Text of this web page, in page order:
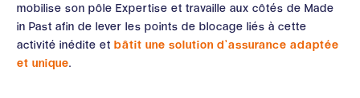
mobilise son pôle Expertise et travaille aux côtés de Made
in Past afin de lever les points de blocage liés à cette
activité inédite etbâtit une solution d’assurance adaptée
et unique.